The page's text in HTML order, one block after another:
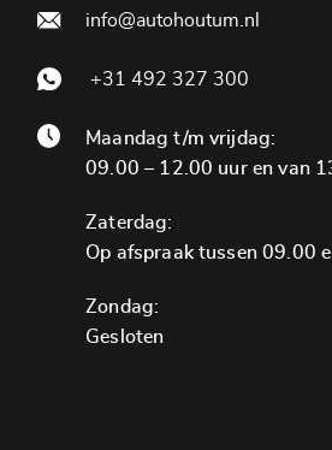
info@autohoutum.nl
+31 492 327 300
Maandag t/m vrijdag:
09.00 – 12.00 uur en van
Zaterdag:
Op afspraak tussen 09.00
Zondag:
Gesloten